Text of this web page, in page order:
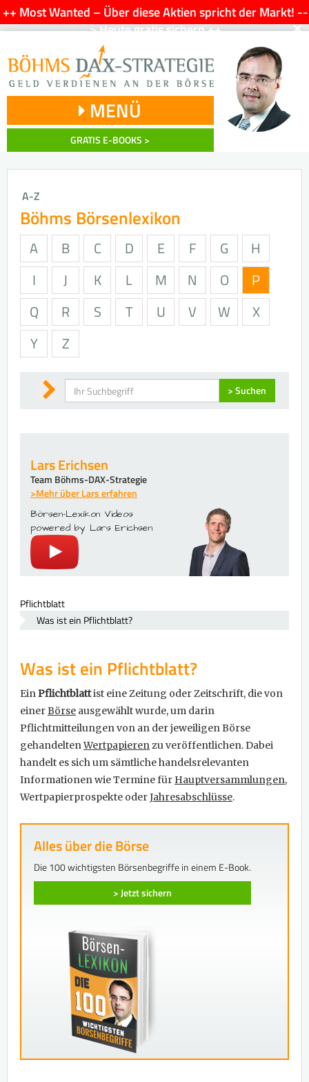
++ Most Wanted – Über diese Aktien spricht der Markt! --
> Heute gratis sichern ++
×
MENÜ
GRATIS E-BOOKS >
A-Z
Böhms Börsenlexikon
A B C D E F G
H
I
J K L M N O
P
Q
R S T U V W
X
Y
Z
Suchen > Suchen
Lars Erichsen
Team Böhms-DAX-Strategie
>Mehr über Lars erfahren
Börsen-Lexikon Videos
powered by Lars Erichsen
Pflichtblatt
Was ist ein Pflichtblatt?
Was ist ein Pflichtblatt?
EinPflichtblattist eine Zeitung oder Zeitschrift, die von
einerBörse ausgewählt wurde, um darin
Pflichtmitteilungen von an der jeweiligen Börse
gehandeltenWertpapierenzu veröffentlichen. Dabei
handelt es sich um sämtliche handelsrelevanten
Informationen wie Termine für Hauptversammlungen,
Wertpapierprospekte oderJahresabschlüsse.
Alles über die Börse
Die 100 wichtigsten Börsenbegriffe in einem E-Book.
> Jetzt sichern